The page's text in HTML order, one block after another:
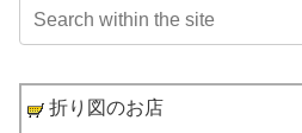
折り図のお店